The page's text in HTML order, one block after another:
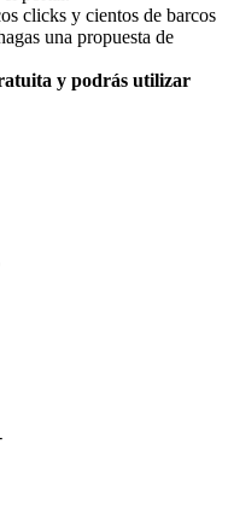
clicks y cientos de barcos
una propuesta de
y podrás utilizar